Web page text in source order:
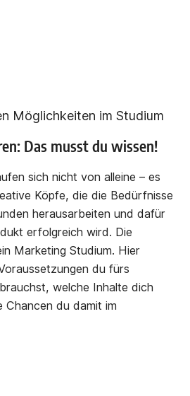
Das musst du wissen!
sich nicht von alleine – es
Köpfe, die die Bedürfnisse
herausarbeiten und dafür
erfolgreich wird. Die
Marketing Studium. Hier
du fürs
welche Inhalte dich
du damit im